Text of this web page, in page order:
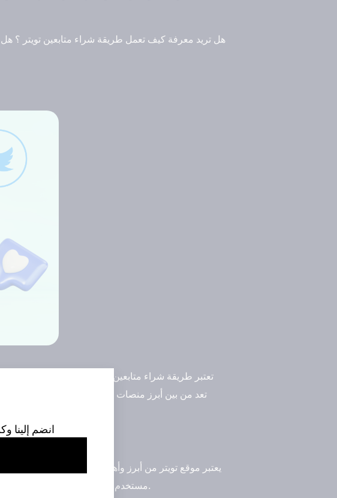
هل تريد معرفة كيف تعمل طريقة شراء متابعين تويتر ؟
تعتبر طريقة شراء متابعين تويتر من الأولويات
تعد من بين أبرز منصات التواصل الاجتماعي في
مستخدم نشط شهرياً. وبفعل هذا الأمر، يعتبر تويتر وجهة لجميع المهتمين بتحقيق نتائج مميزة وفعّالة وفقاً لأهدافهم التسويقية والربحية.